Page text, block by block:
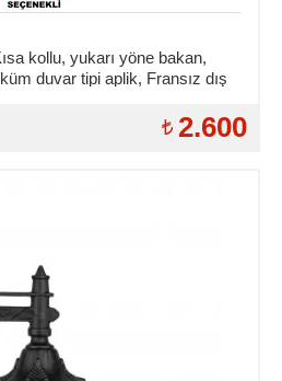
kollu, yukarı yöne bakan,
duvar tipi aplik, Fransız dış
2.600